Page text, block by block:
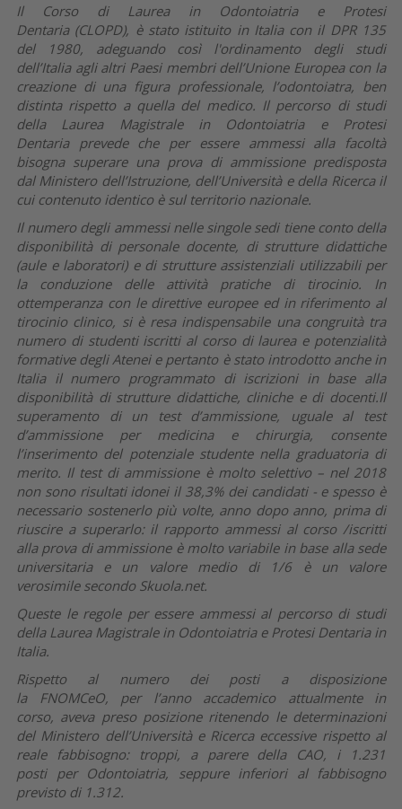
Il Corso di Laurea in Odontoiatria e Protesi
Dentaria (CLOPD), è stato istituito in Italia con il DPR 135
del 1980, adeguando così l'ordinamento degli studi
dell’Italia agli altri Paesi membri dell’Unione Europea con la
creazione di una figura professionale, l’odontoiatra, ben
distinta rispetto a quella del medico. Il percorso di studi
della Laurea Magistrale in Odontoiatria e Protesi
Dentaria prevede che per essere ammessi alla facoltà
bisogna superare una prova di ammissione predisposta
dal Ministero dell’Istruzione, dell’Università e della Ricerca il
cui contenuto identico è sul territorio nazionale.
Il numero degli ammessi nelle singole sedi tiene conto della
disponibilità di personale docente, di strutture didattiche
(aule e laboratori) e di strutture assistenziali utilizzabili per
la conduzione delle attività pratiche di tirocinio. In
ottemperanza con le direttive europee ed in riferimento al
tirocinio clinico, si è resa indispensabile una congruità tra
numero di studenti iscritti al corso di laurea e potenzialità
formative degli Atenei e pertanto è stato introdotto anche in
Italia il numero programmato di iscrizioni in base alla
disponibilità di strutture didattiche, cliniche e di docenti.Il
superamento di un test d’ammissione, uguale al test
d’ammissione per medicina e chirurgia, consente
l’inserimento del potenziale studente nella graduatoria di
merito. Il test di ammissione è molto selettivo – nel 2018
non sono risultati idonei il 38,3% dei candidati - e spesso è
necessario sostenerlo più volte, anno dopo anno, prima di
riuscire a superarlo: il rapporto ammessi al corso /iscritti
alla prova di ammissione è molto variabile in base alla sede
universitaria e un valore medio di 1/6 è un valore
verosimile secondo Skuola.net.
Queste le regole per essere ammessi al percorso di studi
della Laurea Magistrale in Odontoiatria e Protesi Dentaria in
Italia.
Rispetto al numero dei posti a disposizione
la FNOMCeO, per l’anno accademico attualmente in
corso, aveva preso posizione ritenendo le determinazioni
del Ministero dell’Università e Ricerca eccessive rispetto al
reale fabbisogno: troppi, a parere della CAO, i 1.231
posti per Odontoiatria, seppure inferiori al fabbisogno
previsto di 1.312.